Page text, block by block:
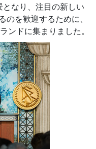
なり、注目の新しい
を歓迎するために、
ンドに集まりました。